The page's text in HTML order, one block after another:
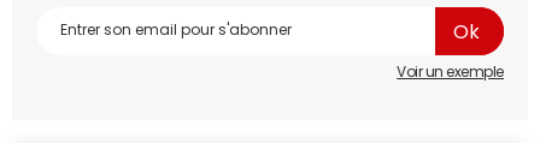
Voir un exemple